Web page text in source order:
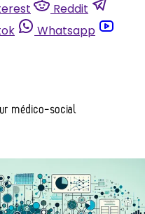
Reddit
Whatsapp
médico-social